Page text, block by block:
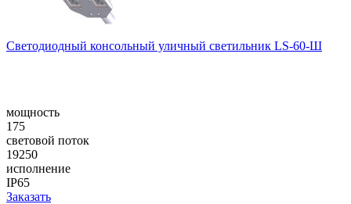
Cветодиодный консольный уличный cветильник LS-60-Ш
мощность
175
световой поток
19250
исполнение
IP65
Заказать